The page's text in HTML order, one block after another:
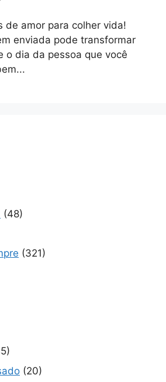
de amor para colher vida!
enviada pode transformar
o dia da pessoa que você
(48)
(321)
(20)